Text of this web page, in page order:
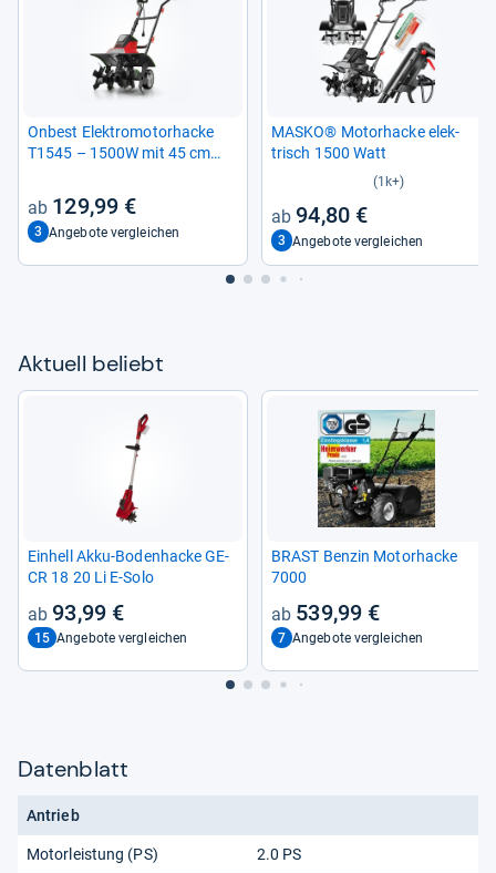
Onbest Elek­tro­mo­tor­ha­cke
T1545 – 1500W mit 45 cm
129,99 €
3 Angebote vergleichen
MASKO® Motor­ha­cke elek­
trisch 1500 Watt
(1k+)
94,80 €
3 Angebote vergleichen
Aktu­ell beliebt
Ein­hell Akku-​Boden­ha­cke GE-​
CR 18 20 Li E-​Solo
93,99 €
15 Angebote vergleichen
BRAST Ben­zin Motor­ha­cke
7000
539,99 €
7 Angebote vergleichen
Datenblatt
Antrieb
Motorleistung (PS) 2.0 PS